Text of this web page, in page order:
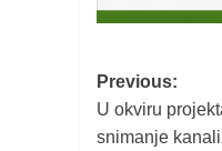
Post
Previous:
U okviru
snimanje